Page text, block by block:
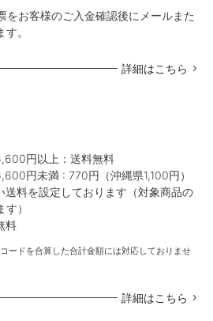
お客様のご入金確認後にメールまた
。
詳細はこちら
円以上：送料無料
円未満 : 770円（沖縄県1,100円）
料を設定しております（対象商品の
）
料
ードを合算した合計金額には対応しておりませ
詳細はこちら